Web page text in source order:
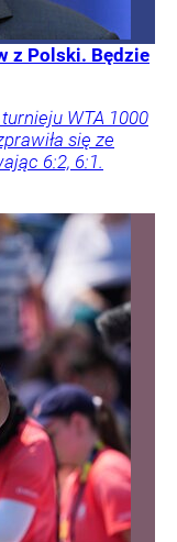
z Polski. Będzie
WTA 1000
się ze
6:2, 6:1.